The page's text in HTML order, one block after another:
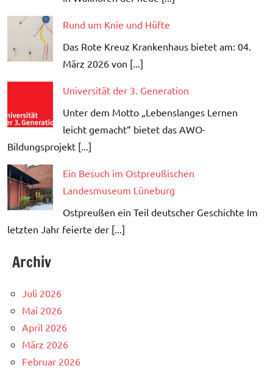
Rund um Knie und Hüfte
Das Rote Kreuz Krankenhaus bietet am: 04.
März 2026 von [...]
Universität der 3. Generation
Unter dem Motto „Lebenslanges Lernen
leicht gemacht“ bietet das AWO-
Bildungsprojekt [...]
Ein Besuch im Ostpreußischen
Landesmuseum Lüneburg
Ostpreußen ein Teil deutscher Geschichte Im
letzten Jahr feierte der [...]
Archiv
Juli 2026
Mai 2026
April 2026
März 2026
Februar 2026